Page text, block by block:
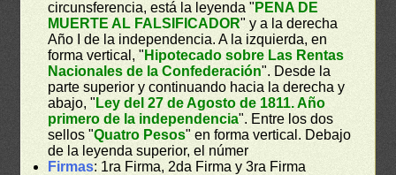
circunsferencia, está la leyenda " PENA DE
MUERTE AL FALSIFICADOR" y a la derecha
Año I de la independencia. A la izquierda, en
forma vertical, " Hipotecado sobre Las Rentas
Nacionales de la Confederación". Desde la
parte superior y continuando hacia la derecha y
abajo, " Ley del 27 de Agosto de 1811. Año
primero de la independencia". Entre los dos
sellos "Quatro Pesos" en forma vertical. Debajo
de la leyenda superior, el númer
Firmas: 1ra Firma, 2da Firma y 3ra Firma